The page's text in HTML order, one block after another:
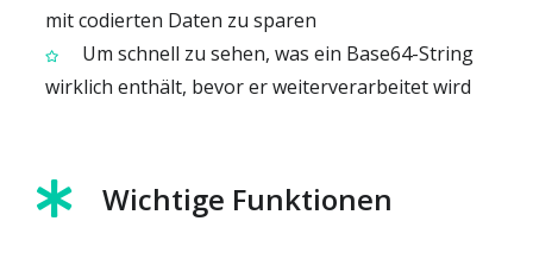
mit codierten Daten zu sparen
Um schnell zu sehen, was ein Base64-String
wirklich enthält, bevor er weiterverarbeitet wird
Wichtige Funktionen